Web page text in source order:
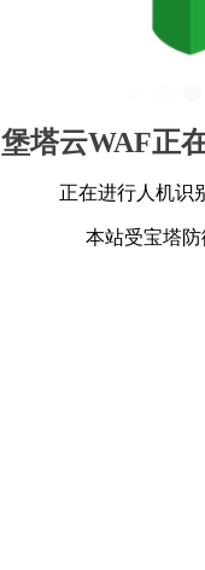
堡塔云WAF正
正在进行人机识
本站受宝塔